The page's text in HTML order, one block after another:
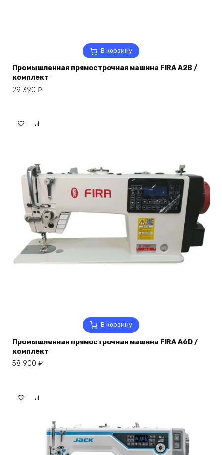
В корзину
Промышленная прямострочная машина FIRA A2B /
комплект
29 390 ₽
В корзину
Промышленная прямострочная машина FIRA A6D /
комплект
58 900 ₽